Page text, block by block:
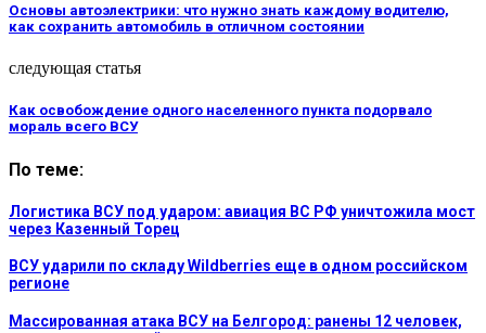
Основы автоэлектрики: что нужно знать каждому водителю,
как сохранить автомобиль в отличном состоянии
следующая статья
Как освобождение одного населенного пункта подорвало
мораль всего ВСУ
По теме:
Логистика ВСУ под ударом: авиация ВС РФ уничтожила мост
через Казенный Торец
ВСУ ударили по складу Wildberries еще в одном российском
регионе
Массированная атака ВСУ на Белгород: ранены 12 человек,